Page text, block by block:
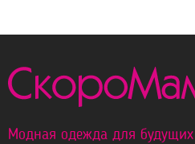
Модная одежда для